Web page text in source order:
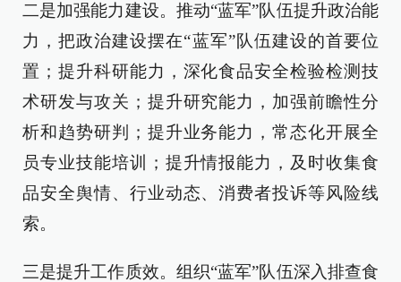
二是加强能力建设。推动“蓝军”队伍提升政治能
力，把政治建设摆在“蓝军”队伍建设的首要位
置；提升科研能力，深化食品安全检验检测技
术研发与攻关；提升研究能力，加强前瞻性分
析和趋势研判；提升业务能力，常态化开展全
员专业技能培训；提升情报能力，及时收集食
品安全舆情、行业动态、消费者投诉等风险线
索。
三是提升工作质效。组织“蓝军”队伍深入排查食